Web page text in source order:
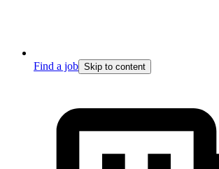
Find a job Skip to content